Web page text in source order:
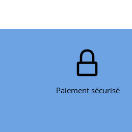
Paiement sécurisé